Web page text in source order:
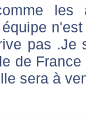
les
pas .Je
de
sera à